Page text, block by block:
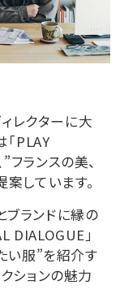
レクターに大
「PLAY
フランスの美、
しています。
ブランドに縁の
DIALOGUE」
い服”を紹介す
ションの魅力